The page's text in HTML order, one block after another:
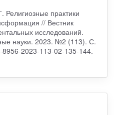
практики
// Вестник
исследований.
науки. 2023. №2 (113). С.
2023-113-02-135-144.